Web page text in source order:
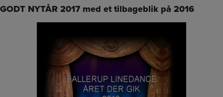
GODT NYTÅR 2017 med et tilbageblik på 2016